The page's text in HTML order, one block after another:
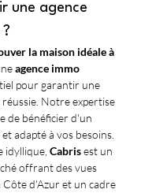
une agence
la maison idéale à
agence immo
pour garantir une
Notre expertise
de bénéficier d'un
adapté à vos besoins.
idyllique, Cabris est un
offrant des vues
Côte d'Azur et un cadre